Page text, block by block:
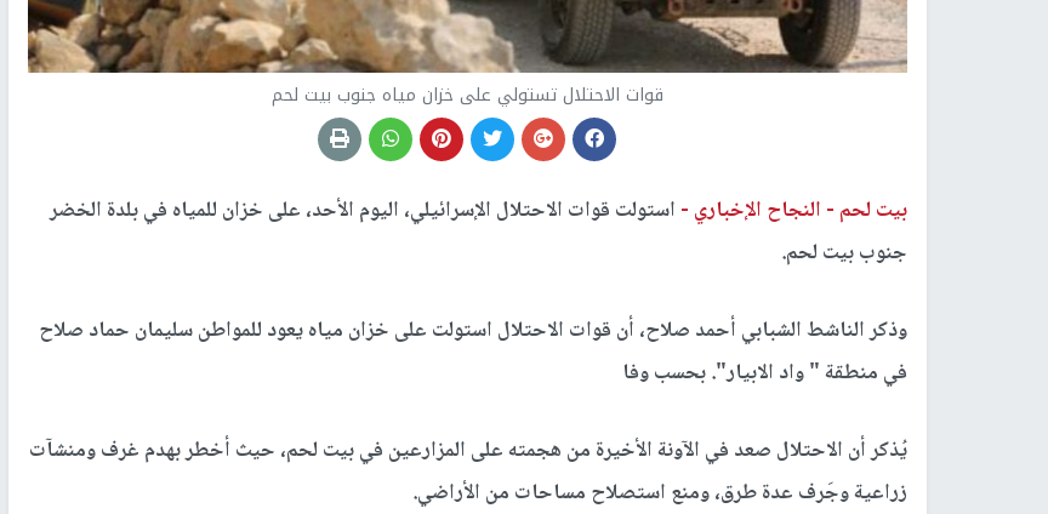
قوات الاحتلال تستولي على خزان مياه جنوب بيت لحم
بيت لحم - النجاح الإخباري - استولت قوات الاحتلال الإسرائيلي، اليوم الأحد، على خزان للمياه في بلدة الخضر
جنوب بيت لحم.
وذكر الناشط الشبابي أحمد صلاح، أن قوات الاحتلال استولت على خزان مياه يعود للمواطن سليمان حماد صلاح
في منطقة " واد الابيار". بحسب وفا
يُذكر أن الاحتلال صعد في الآونة الأخيرة من هجمته على المزارعين في بيت لحم، حيث أخطر بهدم غرف ومنشآت
زراعية وجَرف عدة طرق، ومنع استصلاح مساحات من الأراضي.